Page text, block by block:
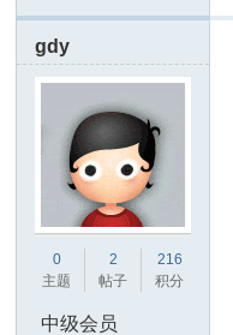
gdy
0
主题
2
帖子
216
积分
中级会员